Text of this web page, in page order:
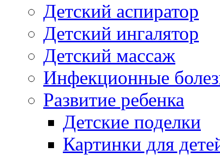
Детский аспиратор
Детский ингалятор
Детский массаж
Инфекционные
Развитие ребенка
Детские поделки
Картинки для